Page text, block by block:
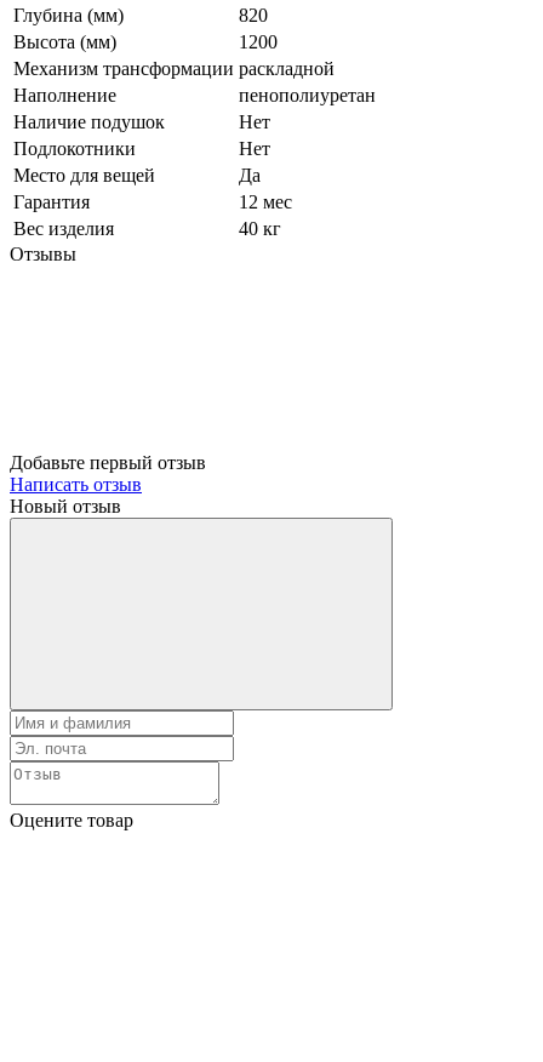
Глубина (мм)
820
Высота (мм)
1200
Механизм трансформации раскладной
Наполнение
пенополиуретан
Наличие подушок
Нет
Подлокотники
Нет
Место для вещей
Да
Гарантия
12 мес
Вес изделия
40 кг
Отзывы
Добавьте первый отзыв
Написать отзыв
Новый отзыв
Оцените товар